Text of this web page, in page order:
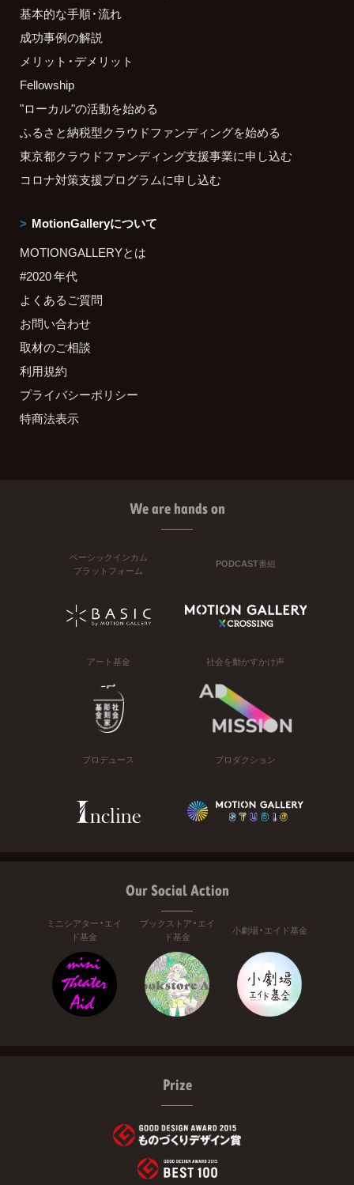
基本的な手順・流れ
成功事例の解説
メリット・デメリット
Fellowship
"ローカル"の活動を始める
ふるさと納税型クラウドファンディングを始める
東京都クラウドファンディング支援事業に申し込む
コロナ対策支援プログラムに申し込む
MotionGalleryについて
MOTIONGALLERYとは
#2020 年代
よくあるご質問
お問い合わせ
取材のご相談
利用規約
プライバシーポリシー
特商法表示
We are hands on
ベーシックインカム
プラットフォーム
PODCAST番組
アート基金 社会を動かすかけ声
プロデュース プロダクション
Our Social Action
ミニシアター・エイ
ド基金
ブックストア・エイ
ド基金
小劇場・エイド基金
Prize